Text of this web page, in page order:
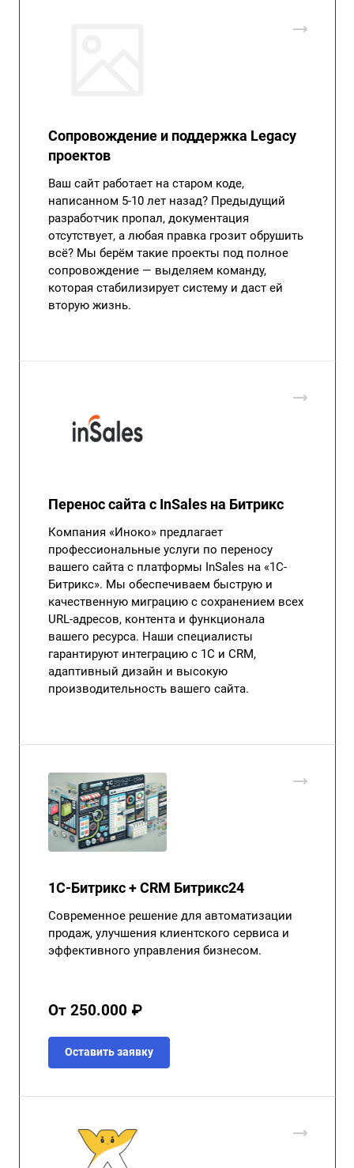
Сопровождение и поддержка Legacy
проектов
Ваш сайт работает на старом коде,
написанном 5-10 лет назад? Предыдущий
разработчик пропал, документация
отсутствует, а любая правка грозит обрушить
всё? Мы берём такие проекты под полное
сопровождение — выделяем команду,
которая стабилизирует систему и даст ей
вторую жизнь.
Перенос сайта с InSales на Битрикс
Компания «Иноко» предлагает
профессиональные услуги по переносу
вашего сайта с платформы InSales на «1С-
Битрикс». Мы обеспечиваем быструю и
качественную миграцию с сохранением всех
URL-адресов, контента и функционала
вашего ресурса. Наши специалисты
гарантируют интеграцию с 1С и CRM,
адаптивный дизайн и высокую
производительность вашего сайта.
1С-Битрикс + CRM Битрикс24
Современное решение для автоматизации
продаж, улучшения клиентского сервиса и
эффективного управления бизнесом.
От 250.000 ₽
Оставить заявку